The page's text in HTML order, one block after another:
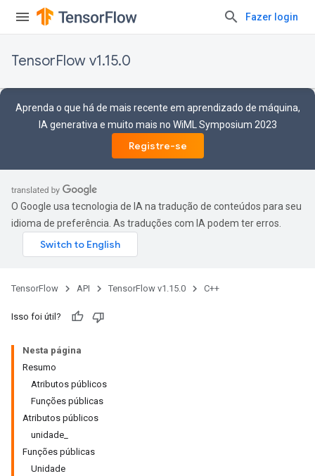
Fazer login
TensorFlow v1.15.0
Aprenda o que há de mais recente em aprendizado de máquina,
IA generativa e muito mais no WiML Symposium 2023
Registre-se
O Google usa tecnologia de IA na tradução de conteúdos para seu
idioma de preferência. As traduções com IA podem ter erros.
TensorFlow API TensorFlow v1.15.0 C++
Isso foi útil?
Nesta página
Resumo
Atributos públicos
Funções públicas
Atributos públicos
unidade_
Funções públicas
Unidade